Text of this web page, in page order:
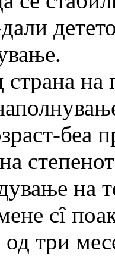
на
беа
на
сî
од три